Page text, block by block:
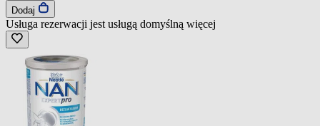
Dodaj
Usługa rezerwacji jest usługą domyślną więcej